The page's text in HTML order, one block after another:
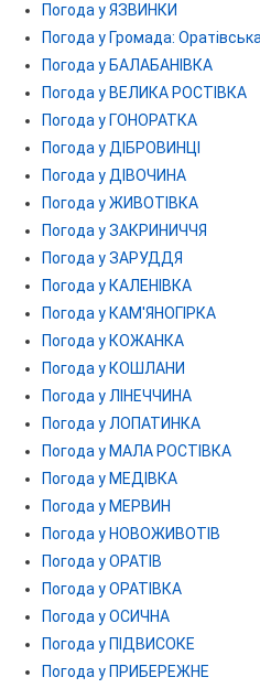
Погода у ЯЗВИНКИ
Погода у Громада:
Погода у БАЛАБАНІВКА
Погода у ВЕЛИКА РОСТІВКА
Погода у ГОНОРАТКА
Погода у ДІБРОВИНЦІ
Погода у ДІВОЧИНА
Погода у ЖИВОТІВКА
Погода у ЗАКРИНИЧЧЯ
Погода у ЗАРУДДЯ
Погода у КАЛЕНІВКА
Погода у КАМ'ЯНОГІРКА
Погода у КОЖАНКА
Погода у КОШЛАНИ
Погода у ЛІНЕЧЧИНА
Погода у ЛОПАТИНКА
Погода у МАЛА РОСТІВКА
Погода у МЕДІВКА
Погода у МЕРВИН
Погода у НОВОЖИВОТІВ
Погода у ОРАТІВ
Погода у ОРАТІВКА
Погода у ОСИЧНА
Погода у ПІДВИСОКЕ
Погода у ПРИБЕРЕЖНЕ